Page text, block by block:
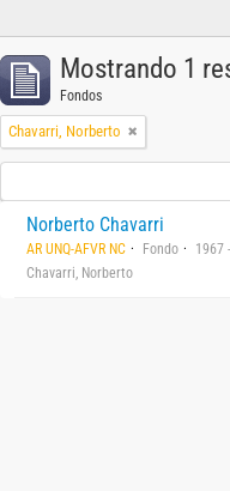
Mostrando 1
Fondos
Chavarri, Norberto
Norberto Chavarri
AR UNQ-AFVR NC Fondo
1967
Chavarri, Norberto